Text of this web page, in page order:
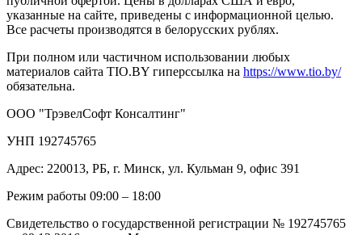
указанные на сайте, приведены с информационной целью.
Все расчеты производятся в белорусских рублях.
При полном или частичном использовании любых
материалов сайта TIO.BY гиперссылка на https://www.tio.by/
обязательна.
ООО "ТрэвелСофт Консалтинг"
УНП 192745765
Адрес: 220013, РБ, г. Минск, ул. Кульман 9, офис 391
Режим работы 09:00 – 18:00
Свидетельство о государственной регистрации № 192745765